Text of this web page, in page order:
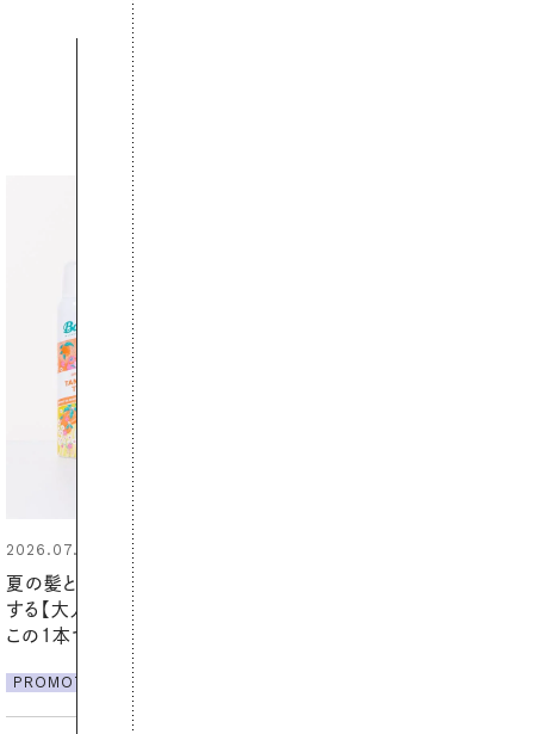
2026.07.21
【高山都さんが楽しむデンマーク
発・ベーリングの腕時計】 アクセサ
リーとの重ねづけも素敵な大人の